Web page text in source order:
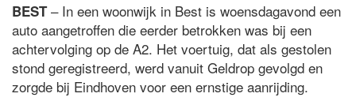
BEST– In een woonwijk in Best is woensdagavond een
auto aangetroffen die eerder betrokken was bij een
achtervolging op de A2. Het voertuig, dat als gestolen
stond geregistreerd, werd vanuit Geldrop gevolgd en
zorgde bij Eindhoven voor een ernstige aanrijding.